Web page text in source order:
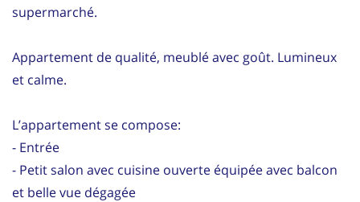
supermarché.
Appartement de qualité, meublé avec goût. Lumineux
et calme.
L’appartement se compose:
- Entrée
- Petit salon avec cuisine ouverte équipée avec balcon
et belle vue dégagée